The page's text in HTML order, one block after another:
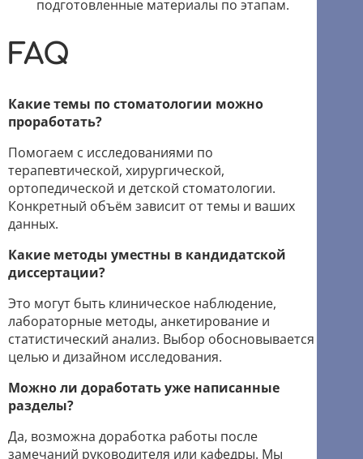
подготовленные материалы по этапам.
FAQ
Какие темы по стоматологии можно
проработать?
Помогаем с исследованиями по
терапевтической, хирургической,
ортопедической и детской стоматологии.
Конкретный объём зависит от темы и ваших
данных.
Какие методы уместны в кандидатской
диссертации?
Это могут быть клиническое наблюдение,
лабораторные методы, анкетирование и
статистический анализ. Выбор обосновывается
целью и дизайном исследования.
Можно ли доработать уже написанные
разделы?
Да, возможна доработка работы после
замечаний руководителя или кафедры. Мы